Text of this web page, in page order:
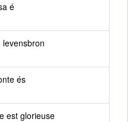
é
és
est glorieuse